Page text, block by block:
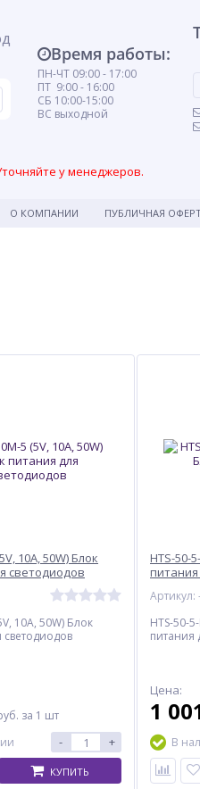
Время работы:
ПН-ЧТ 09:00 - 17:00
ПТ 9:00 - 16:00
СБ 10:00-15:00
ВС выходной
у менеджеров.
О КОМПАНИИ ПУБЛИЧНАЯ
10A, 50W) Блок
светодиодов
10A, 50W) Блок
светодиодов
за 1 шт
- +
КУПИТЬ
HTS-50-
Артикул:
HTS-50-
питания
Цена:
1
В